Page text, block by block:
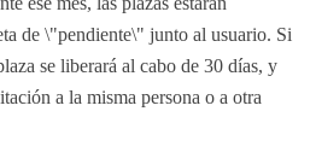
de \"pendiente\" junto al usuario. Si
se liberará al cabo de 30 días, y
a la misma persona o a otra